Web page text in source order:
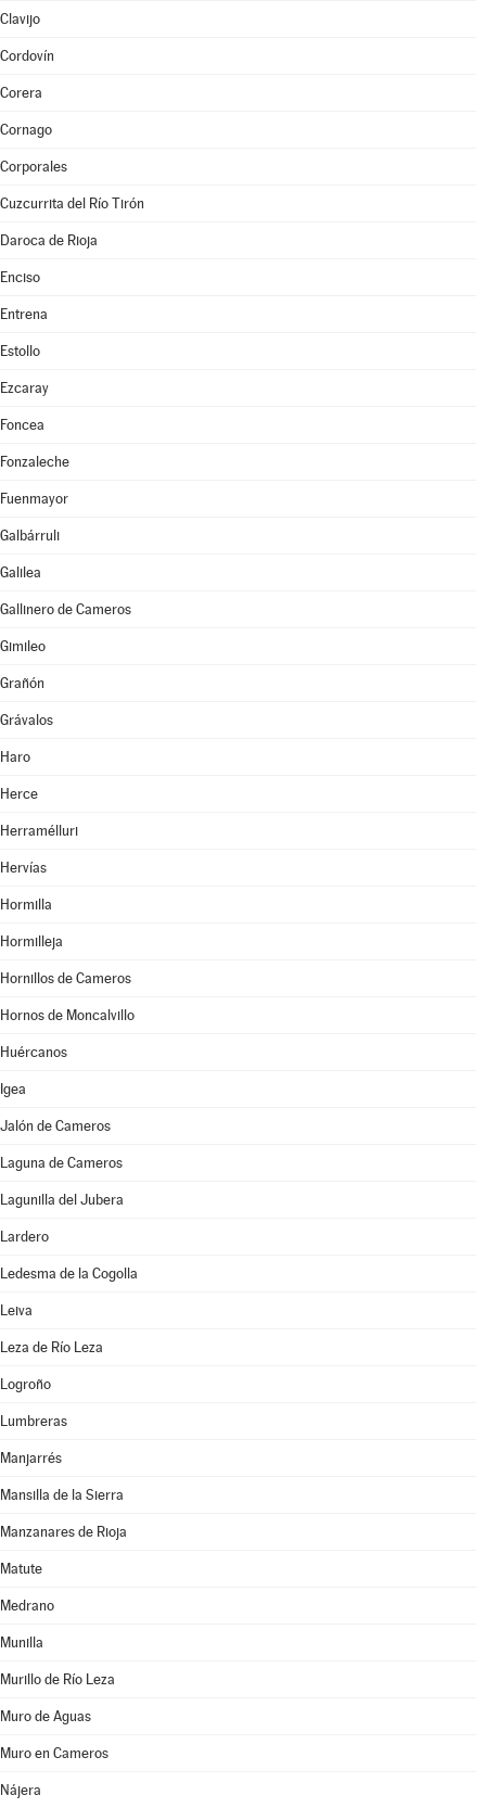
Clavijo
Cordovín
Corera
Cornago
Corporales
Cuzcurrita del Río Tirón
Daroca de Rioja
Enciso
Entrena
Estollo
Ezcaray
Foncea
Fonzaleche
Fuenmayor
Galbárruli
Galilea
Gallinero de Cameros
Gimileo
Grañón
Grávalos
Haro
Herce
Herramélluri
Hervías
Hormilla
Hormilleja
Hornillos de Cameros
Hornos de Moncalvillo
Huércanos
Igea
Jalón de Cameros
Laguna de Cameros
Lagunilla del Jubera
Lardero
Ledesma de la Cogolla
Leiva
Leza de Río Leza
Logroño
Lumbreras
Manjarrés
Mansilla de la Sierra
Manzanares de Rioja
Matute
Medrano
Munilla
Murillo de Río Leza
Muro de Aguas
Muro en Cameros
Nájera